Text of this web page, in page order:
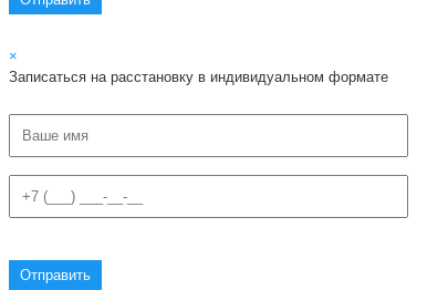
×
Записаться на расстановку в индивидуальном формате